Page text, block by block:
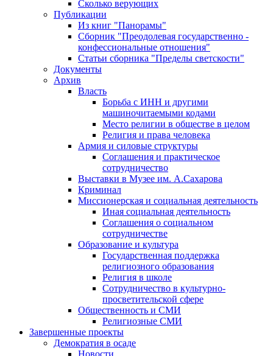
Сколько верующих
Публикации
Из книг "Панорамы"
Сборник "Преодолевая государственно -
конфессиональные отношения"
Статьи сборника "Пределы светскости"
Документы
Архив
Власть
Борьба с ИНН и другими
машиночитаемыми кодами
Место религии в обществе в целом
Религия и права человека
Армия и силовые структуры
Соглашения и практическое
сотрудничество
Выставки в Музее им. А.Сахарова
Криминал
Миссионерская и социальная деятельность
Иная социальная деятельность
Соглашения о социальном
сотрудничестве
Образование и культура
Государственная поддержка
религиозного образования
Религия в школе
Сотрудничество в культурно-
просветительской сфере
Общественность и СМИ
Религиозные СМИ
Завершенные проекты
Демократия в осаде